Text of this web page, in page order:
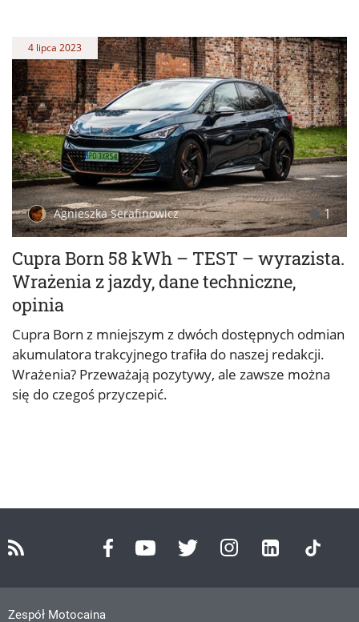
Cupra Born 58 kWh – TEST – wyrazista.
Wrażenia z jazdy, dane techniczne,
opinia
4 lipca 2023
Agnieszka Serafinowicz 1
Cupra Born z mniejszym z dwóch dostępnych odmian
akumulatora trakcyjnego trafiła do naszej redakcji.
Wrażenia? Przeważają pozytywy, ale zawsze można
się do czegoś przyczepić.
Zespół Motocaina